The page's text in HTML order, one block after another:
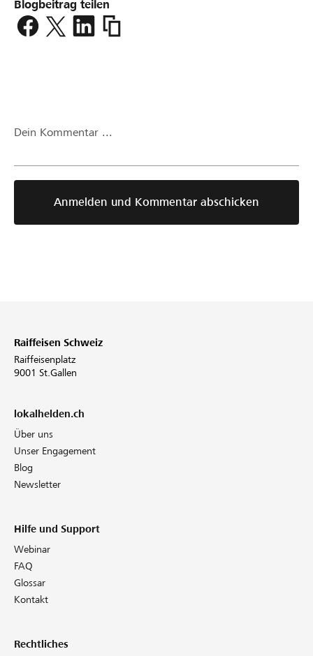
Blogbeitrag teilen
https://www.lokalhelden.ch/neue-
uniform/blog2/beitrag/highlights-
Dein Kommentar ...
Anmelden und Kommentar abschicken
Raiffeisen Schweiz
Raiffeisenplatz
9001 St.Gallen
lokalhelden.ch
Über uns
Unser Engagement
Blog
Newsletter
Hilfe und Support
Webinar
FAQ
Glossar
Kontakt
Rechtliches